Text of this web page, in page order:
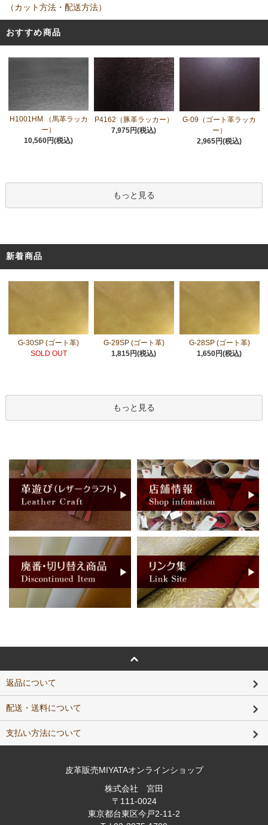
（カット方法・配送方法）
おすすめ商品
H1001HM （馬革ラッカ
ー）
10,560円(税込)
P4162（豚革ラッカー）
7,975円(税込)
G-09（ゴート革ラッカ
ー）
2,965円(税込)
もっと見る
新着商品
G-30SP (ゴート革)
SOLD OUT
G-29SP (ゴート革)
1,815円(税込)
G-28SP (ゴート革)
1,650円(税込)
もっと見る
返品について
配送・送料について
支払い方法について
皮革販売MIYATAオンラインショップ
株式会社 宮田
〒111-0024
東京都台東区今戸2-11-2